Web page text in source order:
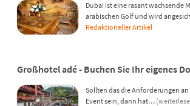
Dubai ist eine rasant wachsende
arabischen Golf und wird
Redaktioneller Artikel
Großhotel adé - Buchen Sie Ihr eigenes
Sollten das die Anforderungen
Event sein, dann hat…